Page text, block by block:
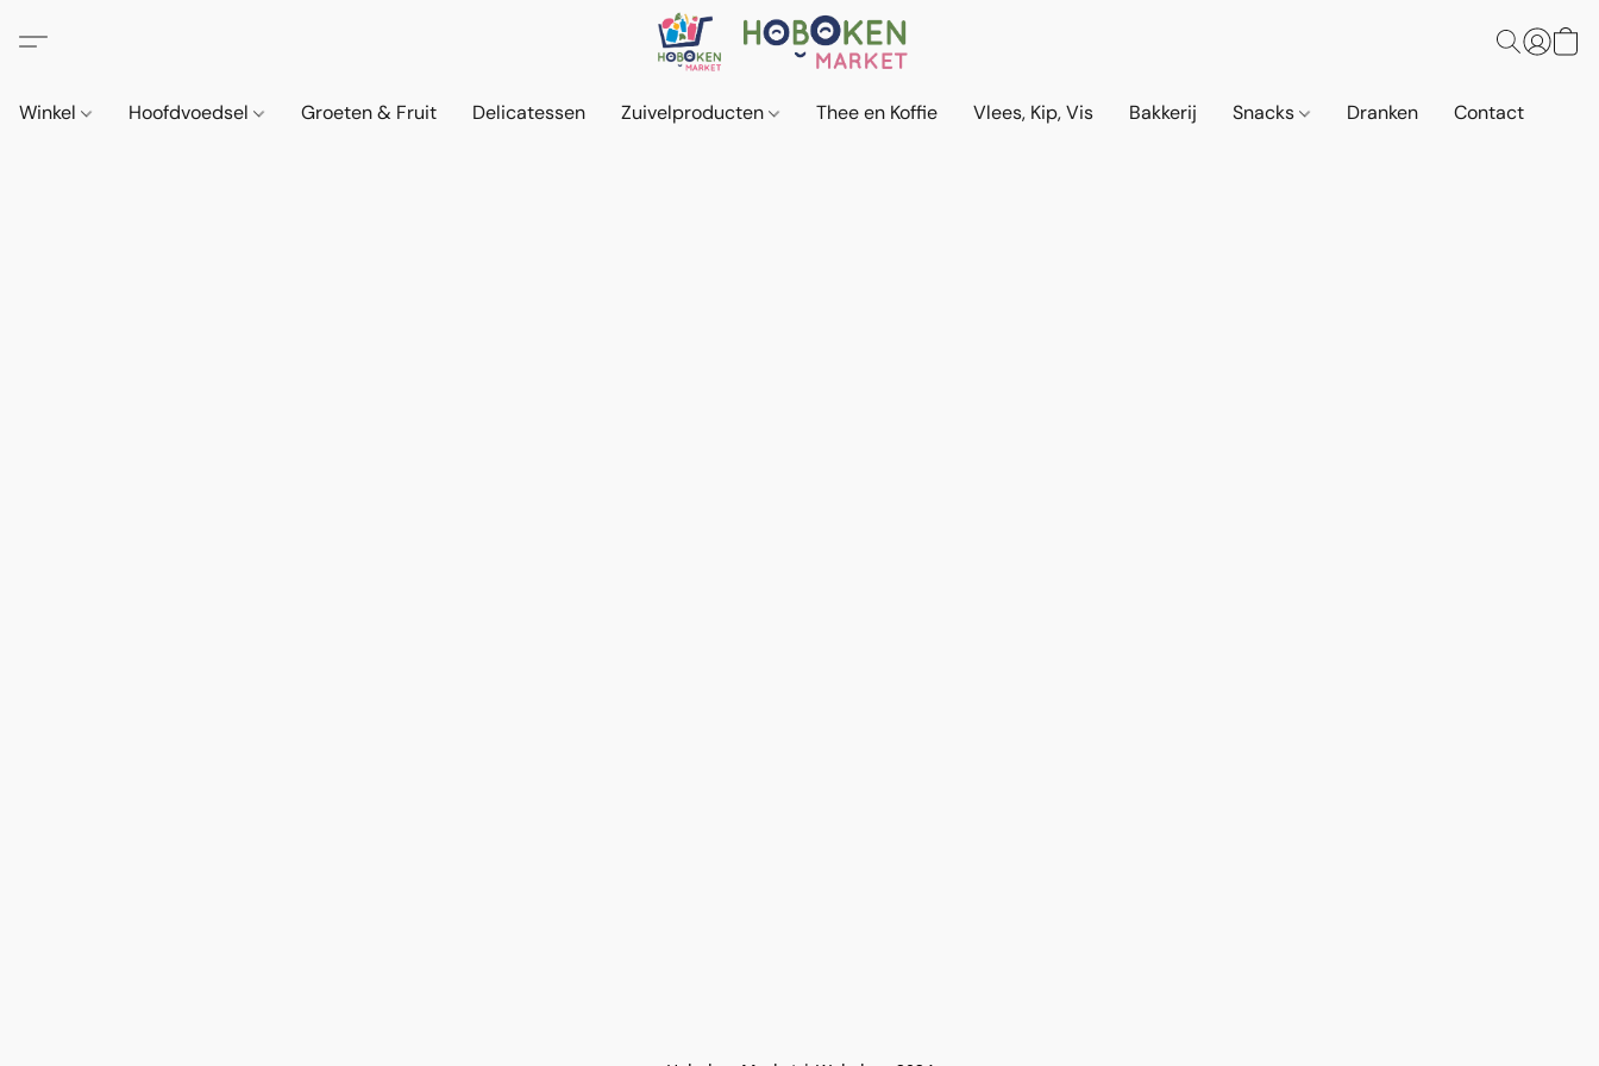
Winkel Hoofdvoedsel Groeten & Fruit Delicatessen Zuivelproducten Thee en Koffie Vlees, Kip, Vis Bakkerij Snacks Dranken Contact